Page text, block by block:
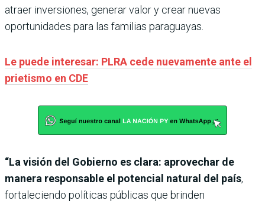
atraer inversiones, generar valor y crear nuevas
oportunidades para las familias paraguayas.
Le puede interesar: PLRA cede nuevamente ante el
prietismo en CDE
“La visión del Gobierno es clara: aprovechar de
manera responsable el potencial natural del país,
fortaleciendo políticas públicas que brinden